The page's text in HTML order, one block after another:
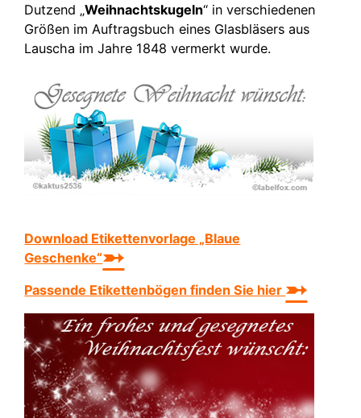
Dutzend „Weihnachtskugeln“ in verschiedenen
Größen im Auftragsbuch eines Glasbläsers aus
Lauscha im Jahre 1848 vermerkt wurde.
Download Etikettenvorlage „Blaue
Geschenke“➵
Passende Etikettenbögen finden Sie hier ➵